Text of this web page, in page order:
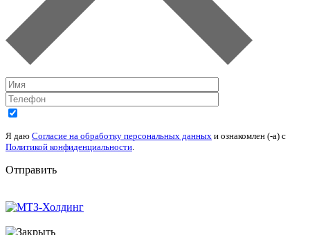
Я даю Согласие на обработку персональных данных и ознакомлен (-а) c
Политикой конфиденциальности
Отправить